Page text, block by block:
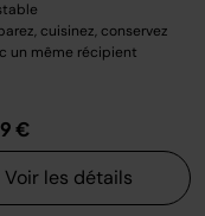
cuisinez, conservez
un même récipient
€
Voir les détails